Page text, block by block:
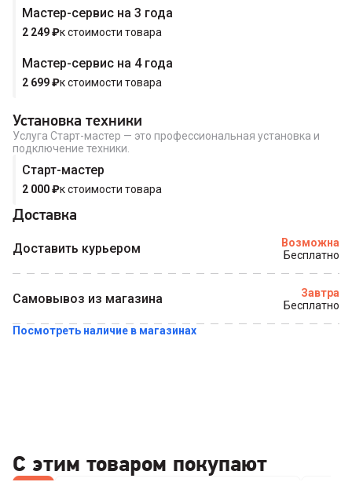
Купить в 1 клик
Мастер-сервис на 3 года
2 249₽к стоимости товара
Мастер-сервис на 4 года
2 699₽к стоимости товара
Установка техники
Услуга Старт-мастер — это профессиональная установка и
подключение техники.
Старт-мастер
2 000₽к стоимости товара
Доставка
Доставить курьером
Возможна
Бесплатно
Самовывоз из магазина
Завтра
Бесплатно
Посмотреть наличие в магазинах
С этим товаром покупают